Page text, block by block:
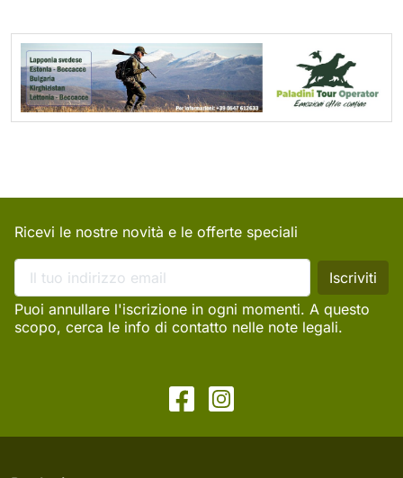
Ricevi le nostre novità e le offerte speciali
Puoi annullare l'iscrizione in ogni momenti. A questo
scopo, cerca le info di contatto nelle note legali.